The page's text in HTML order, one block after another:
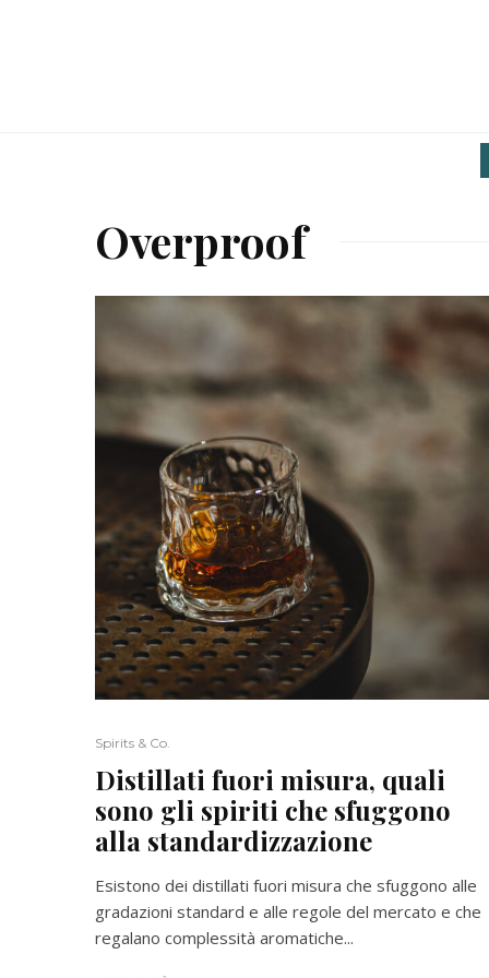
Overproof
Spirits & Co.
Distillati fuori misura, quali
sono gli spiriti che sfuggono
alla standardizzazione
Esistono dei distillati fuori misura che sfuggono alle
gradazioni standard e alle regole del mercato e che
regalano complessità aromatiche...